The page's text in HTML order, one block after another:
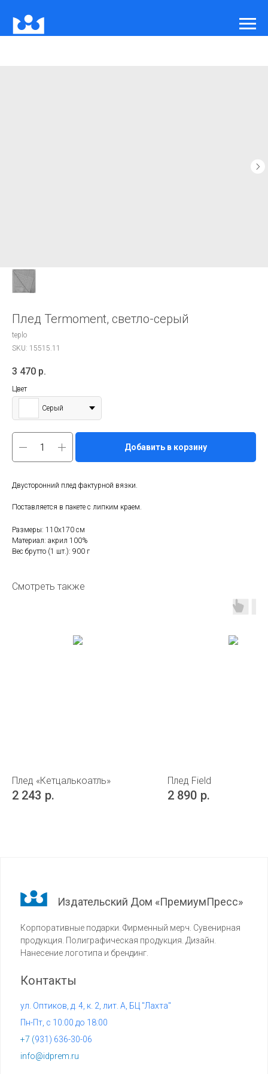
Плед Termoment, светло-серый
teplo
SKU: 15515.11
3 470 р.
Цвет
Серый
Добавить в корзину
Двусторонний плед фактурной вязки.
Поставляется в пакете с липким краем.
Размеры: 110х170 см
Материал: акрил 100%
Вес брутто (1 шт.): 900 г
Смотреть также
Плед «Кетцалькоатль»
2 243 р.
Плед Field
2 890 р.
Издательский Дом «ПремиумПресс»
Корпоративные подарки. Фирменный мерч. Сувенирная
продукция. Полиграфическая продукция. Дизайн.
Нанесение логотипа и брендинг.
info@idprem.ru
Контакты
+7 (931) 636-30-06
ул. Оптиков, д. 4, к. 2, лит. А, БЦ "Лахта"
Пн-Пт, с 10:00 до 18:00